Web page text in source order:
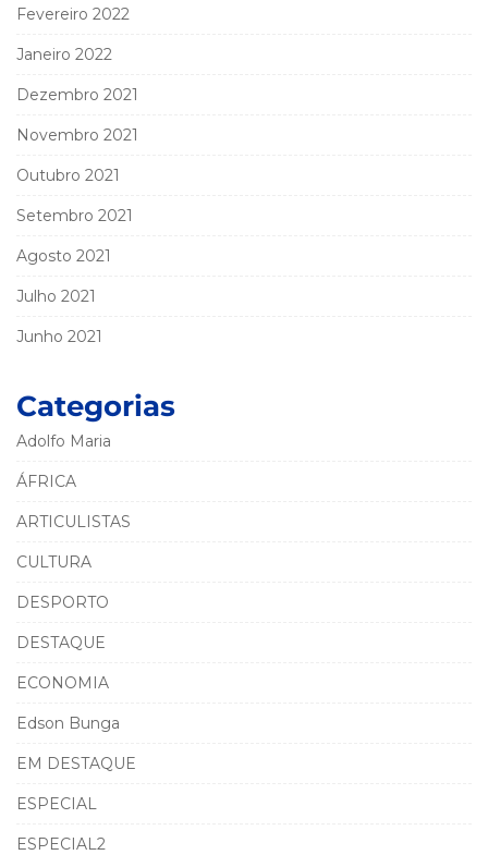
Fevereiro 2022
Janeiro 2022
Dezembro 2021
Novembro 2021
Outubro 2021
Setembro 2021
Agosto 2021
Julho 2021
Junho 2021
Categorias
Adolfo Maria
ÁFRICA
ARTICULISTAS
CULTURA
DESPORTO
DESTAQUE
ECONOMIA
Edson Bunga
EM DESTAQUE
ESPECIAL
ESPECIAL2